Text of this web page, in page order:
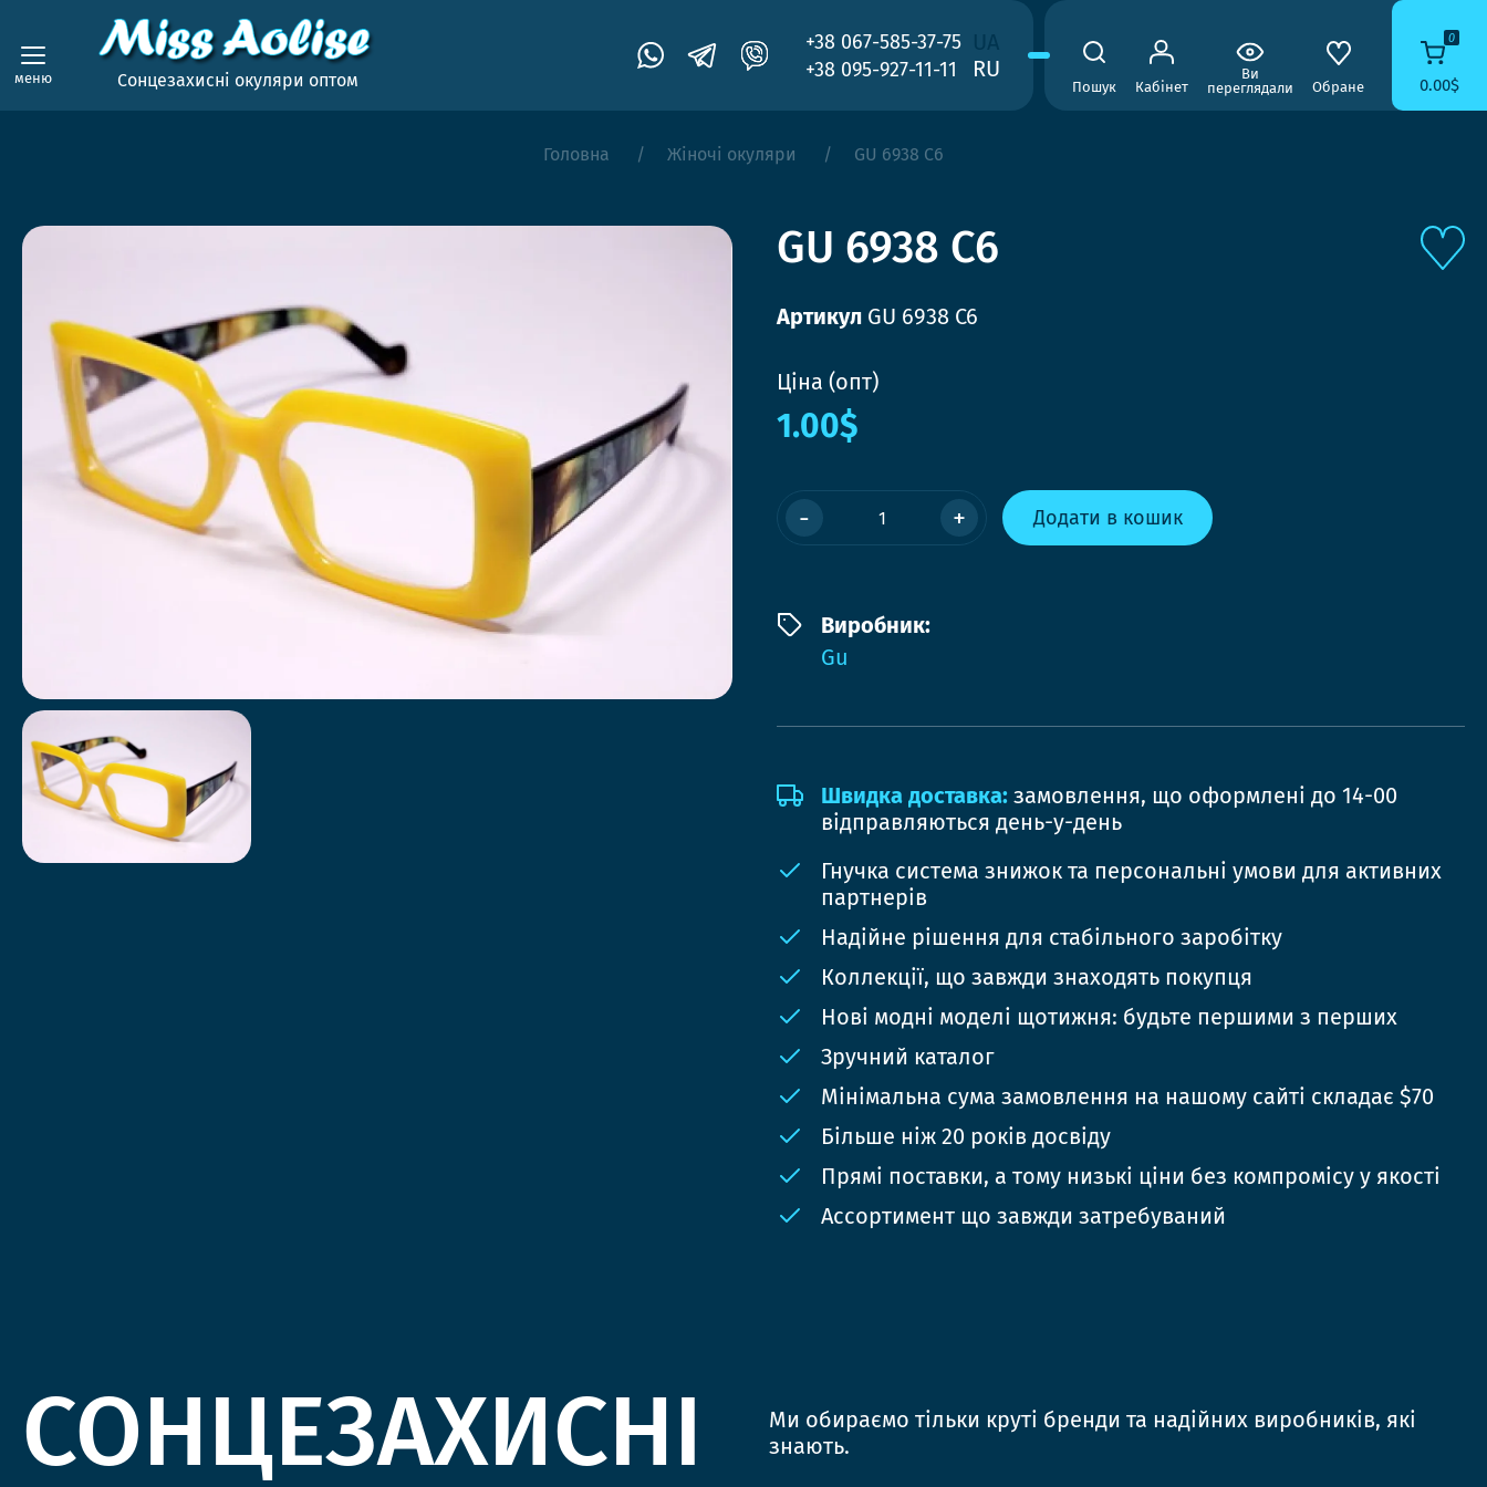
меню Сонцезахисні окуляри оптом
+38 067-585-37-75
+38 095-927-11-11
RU
Пошук Кабінет
Ви
переглядали
Обране
0
0.00$
Головна Жіночі окуляри GU 6938 C6
GU 6938 C6
Артикул GU 6938 C6
Ціна (опт)
1.00$
- + Додати в кошик
Виробник:
Gu
Швидка доставка: замовлення, що оформлені до 14-00
відправляються день-у-день
Гнучка система знижок та персональні умови для активних
партнерів
Надійне рішення для стабільного заробітку
Коллекції, що завжди знаходять покупця
Нові модні моделі щотижня: будьте першими з перших
Зручний каталог
Мінімальна сума замовлення на нашому сайті складає $70
Більше ніж 20 років досвіду
Прямі поставки, а тому низькі ціни без компромісу у якості
Ассортимент що завжди затребуваний
СОНЦЕЗАХИСНІ
Ми обираємо тільки круті бренди та надійних виробників, які
знають.